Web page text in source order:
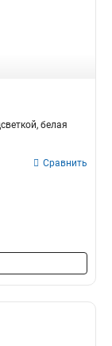
белая
Сравнить